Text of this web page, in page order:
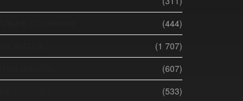
(444)
(1 707)
(607)
(533)